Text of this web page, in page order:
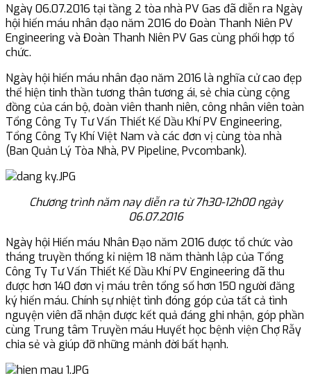
Ngày 06.07.2016 tại tầng 2 tòa nhà PV Gas đã diễn ra Ngày
hội hiến máu nhân đạo năm 2016 do Đoàn Thanh Niên PV
Engineering và Đoàn Thanh Niên PV Gas cùng phối hợp tổ
chức.
Ngày hội hiến máu nhân đạo năm 2016 là nghĩa cử cao đẹp
thể hiện tinh thần tương thân tương ái, sẻ chia cùng cộng
đồng của cán bộ, đoàn viên thanh niên, công nhân viên toàn
Tổng Công Ty Tư Vấn Thiết Kế Dầu Khí PV Engineering,
Tổng Công Ty Khí Việt Nam và các đơn vị cùng tòa nhà
(Ban Quản Lý Tòa Nhà, PV Pipeline, Pvcombank).
Chương trình năm nay diễn ra từ 7h30-12h00 ngày
06.07.2016
Ngày hội Hiến máu Nhân Đạo năm 2016 được tổ chức vào
tháng truyền thống kỉ niệm 18 năm thành lập của Tổng
Công Ty Tư Vấn Thiết Kế Dầu Khí PV Engineering đã thu
được hơn 140 đơn vị máu trên tổng số hơn 150 người đăng
ký hiến máu. Chính sự nhiệt tình đóng góp của tất cả tình
nguyện viên đã nhận được kết quả đáng ghi nhận, góp phần
cùng Trung tâm Truyền máu Huyết học bệnh viện Chợ Rẫy
chia sẻ và giúp đỡ những mảnh đời bất hạnh.